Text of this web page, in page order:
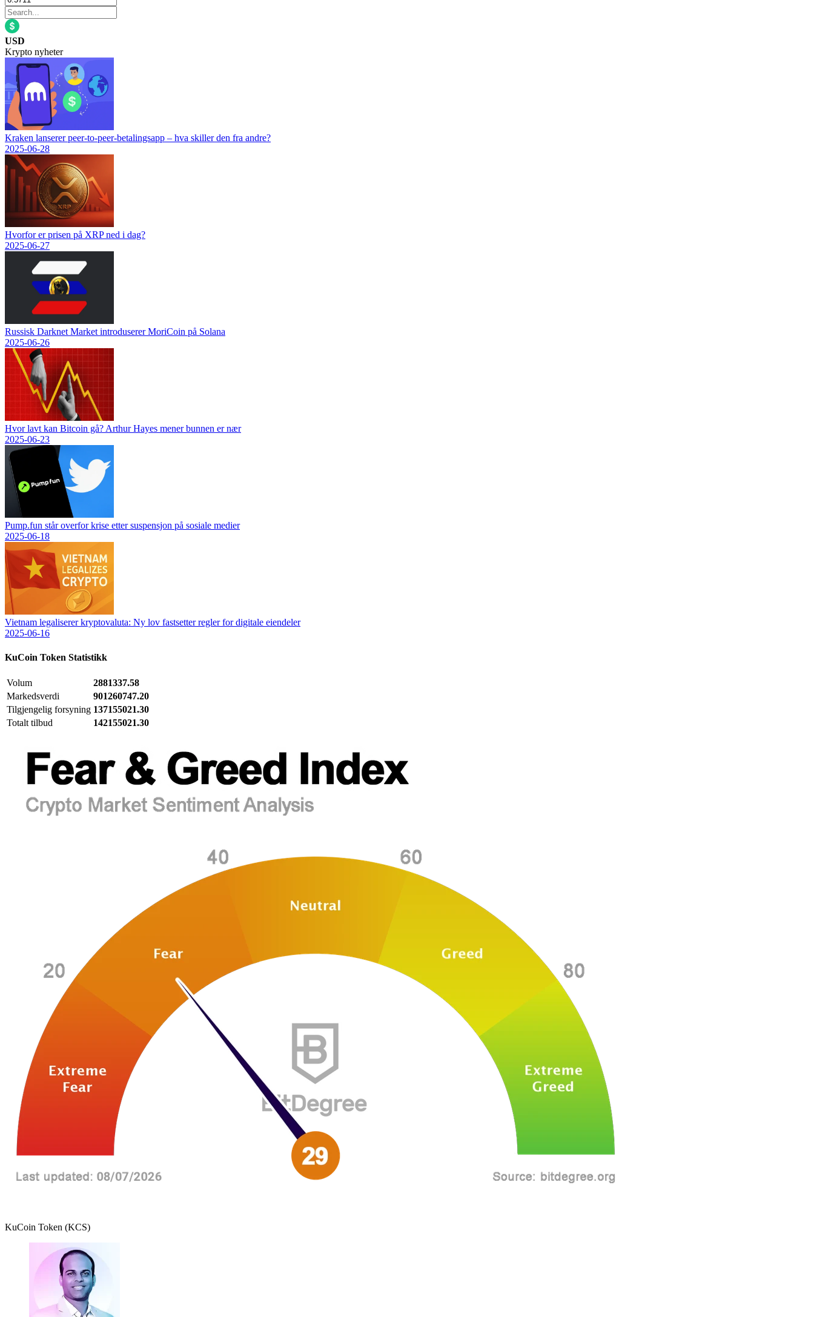
USD
Krypto nyheter
Kraken lanserer peer-to-peer-betalingsapp – hva skiller den fra andre?
2025-06-28
Hvorfor er prisen på XRP ned i dag?
2025-06-27
Russisk Darknet Market introduserer MoriCoin på Solana
2025-06-26
Hvor lavt kan Bitcoin gå? Arthur Hayes mener bunnen er nær
2025-06-23
Pump.fun står overfor krise etter suspensjon på sosiale medier
2025-06-18
Vietnam legaliserer kryptovaluta: Ny lov fastsetter regler for digitale eiendeler
2025-06-16
KuCoin Token Statistikk
Volum
2881337.58
Markedsverdi
901260747.20
Tilgjengelig forsyning 137155021.30
Totalt tilbud
142155021.30
KuCoin Token (KCS)